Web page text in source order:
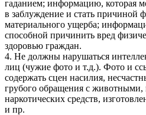
гаданием; информацию, которая
в заблуждение и стать причиной
материального ущерба;
способной причинить вред
здоровью граждан.
4. Не должны нарушаться
лиц (чужие фото и т.д.). Фото и
содержать сцен насилия,
грубого обращения с животными,
наркотических средств,
и пр.